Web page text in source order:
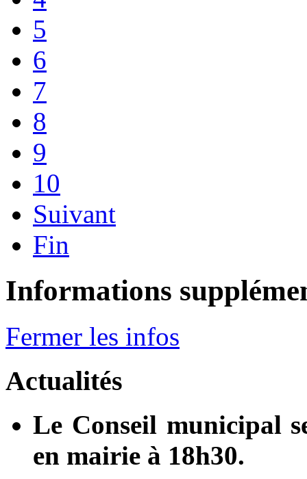
5
6
7
8
9
10
Suivant
Fin
Informations
Fermer les infos
Actualités
Le Conseil municipal
en mairie à 18h30.